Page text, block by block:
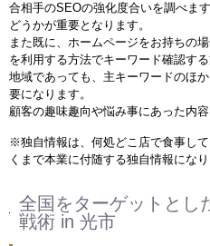
合相手のSEOの強化度合いを調べま
どうかが重要となります。
また既に、ホームページをお持ちの場
を利用する方法でキーワード確認する
地域であっても、主キーワードのほ
要になります。
顧客の趣味趣向や悩み事にあった内
※独自情報は、何処どこ店で食事し
くまで本業に付随する独自情報になり
全国をターゲットとし
戦術 in 光市